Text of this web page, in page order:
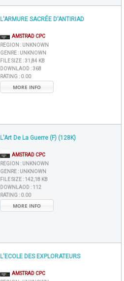
L'ARMURE SACRÉE D'ANTIRIAD
AMSTRAD CPC
REGION : UNKNOWN
GENRE : UNKNOWN
FILE SIZE :31,84 KB
DOWNLAOD :368
RATING : 0.00
MORE INFO
L'Art De La Guerre (F) (128K)
AMSTRAD CPC
REGION : UNKNOWN
GENRE : UNKNOWN
FILE SIZE : 142,18 KB
DOWNLAOD : 112
RATING : 0.00
MORE INFO
L'ECOLE DES EXPLORATEURS
AMSTRAD CPC